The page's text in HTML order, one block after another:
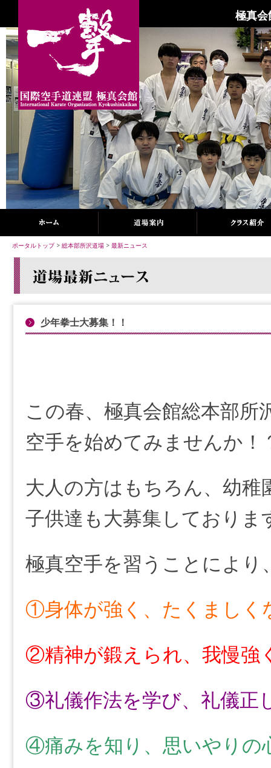
極真会
ポータルトップ> 総本部所沢道場 > 最新ニュース
少年拳士大募集！！
この春、極真会館総本部所
空手を始めてみませんか！
大人の方はもちろん、幼稚
子供達も大募集しておりま
極真空手を習うことにより
①身体が強く、たくましく
②精神が鍛えられ、我慢強
③礼儀作法を学び、礼儀正
④痛みを知り、思いやりの